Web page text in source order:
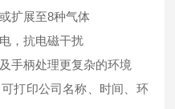
扩展至8种气体
，抗电磁干扰
手柄处理更复杂的环境
打印公司名称、时间、环